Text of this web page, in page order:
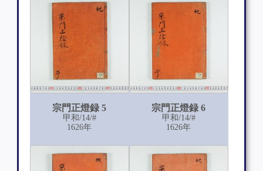
宗門正燈録 5
甲和/14/#
1626年
宗門正燈録 6
甲和/14/#
1626年